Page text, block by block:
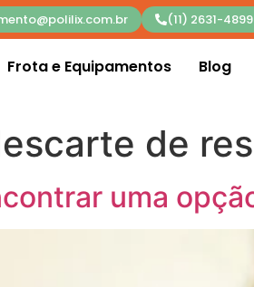
(11) 2631-4899
Frota e Equipamentos Blog
de
uma